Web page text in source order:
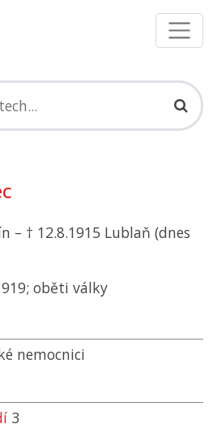
– † 12.8.1915 Lublaň (dnes
oběti války
nemocnici
3